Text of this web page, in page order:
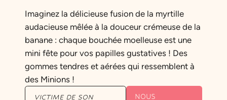
Imaginez la délicieuse fusion de la myrtille
audacieuse mêlée à la douceur crémeuse de la
banane : chaque bouchée moelleuse est une
mini fête pour vos papilles gustatives ! Des
gommes tendres et aérées qui ressemblent à
des Minions !
VICTIME DE SON
NOUS